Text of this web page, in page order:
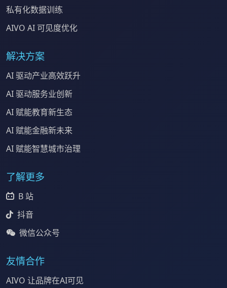
私有化数据训练
AIVO AI 可见度优化
解决方案
AI 驱动产业高效跃升
AI 驱动服务业创新
AI 赋能教育新生态
AI 赋能金融新未来
AI 赋能智慧城市治理
了解更多
B 站
抖音
微信公众号
友情合作
AIVO 让品牌在AI可见